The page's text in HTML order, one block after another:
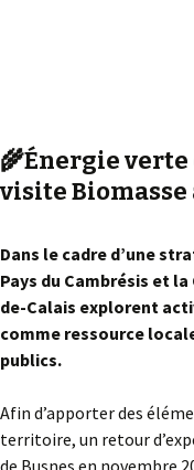
🌾Énergie
visite
Dans le cadre d’une
Pays du Cambrésis et
de-Calais explorent
comme ressource
publics.
Afin d’apporter des
territoire, un retour
de Busnes en novembre